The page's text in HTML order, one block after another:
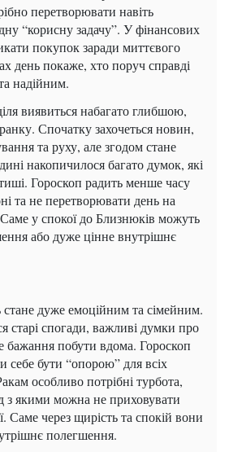
перетворювати навіть
“корисну задачу”. У фінансових
покупок заради миттєвого
день покаже, хто поруч справді
надійним.
виявиться набагато глибшою,
Спочатку захочеться новин,
та руху, але згодом стане
накопичилося багато думок, які
Гороскоп радить менше часу
та не перетворювати день на
у спокої до Близнюків можуть
або дуже цінне внутрішнє
стане дуже емоційним та сімейним.
старі спогади, важливі думки про
бажання побути вдома. Гороскоп
себе бути “опорою” для всіх
особливо потрібні турбота,
з якими можна не приховувати
Саме через щирість та спокій вони
полегшення.